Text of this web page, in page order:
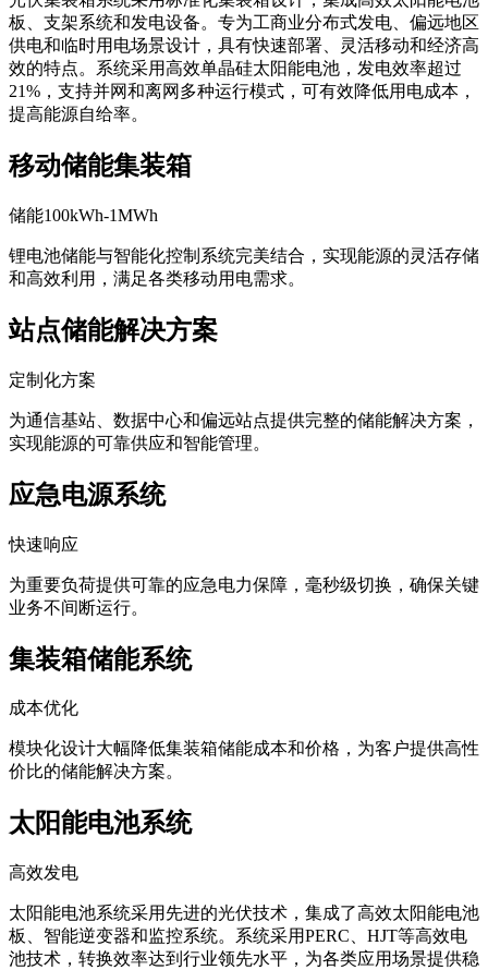
板、支架系统和发电设备。专为工商业分布式发电、偏远地区
供电和临时用电场景设计，具有快速部署、灵活移动和经济高
效的特点。系统采用高效单晶硅太阳能电池，发电效率超过
21%，支持并网和离网多种运行模式，可有效降低用电成本，
提高能源自给率。
移动储能集装箱
储能100kWh-1MWh
锂电池储能与智能化控制系统完美结合，实现能源的灵活存储
和高效利用，满足各类移动用电需求。
站点储能解决方案
定制化方案
为通信基站、数据中心和偏远站点提供完整的储能解决方案，
实现能源的可靠供应和智能管理。
应急电源系统
快速响应
为重要负荷提供可靠的应急电力保障，毫秒级切换，确保关键
业务不间断运行。
集装箱储能系统
成本优化
模块化设计大幅降低集装箱储能成本和价格，为客户提供高性
价比的储能解决方案。
太阳能电池系统
高效发电
太阳能电池系统采用先进的光伏技术，集成了高效太阳能电池
板、智能逆变器和监控系统。系统采用PERC、HJT等高效电
池技术，转换效率达到行业领先水平，为各类应用场景提供稳